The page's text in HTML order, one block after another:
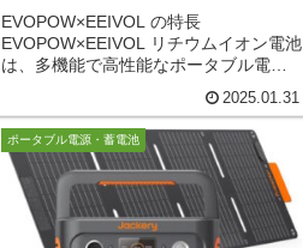
ッテリー搭載
EVOPOW×EEIVOL の特長
EVOPOW×EEIVOL リチウムイオン電池
は、多機能で高性能なポータブル電源
です。この商品の最大の特長は、同時
に9台のデバイスを充電できる能力で
す。スマートフォン、タブレット、ノ
ートブック、カメラなど、...
2025.01.31
ポータブル電源・蓄電池